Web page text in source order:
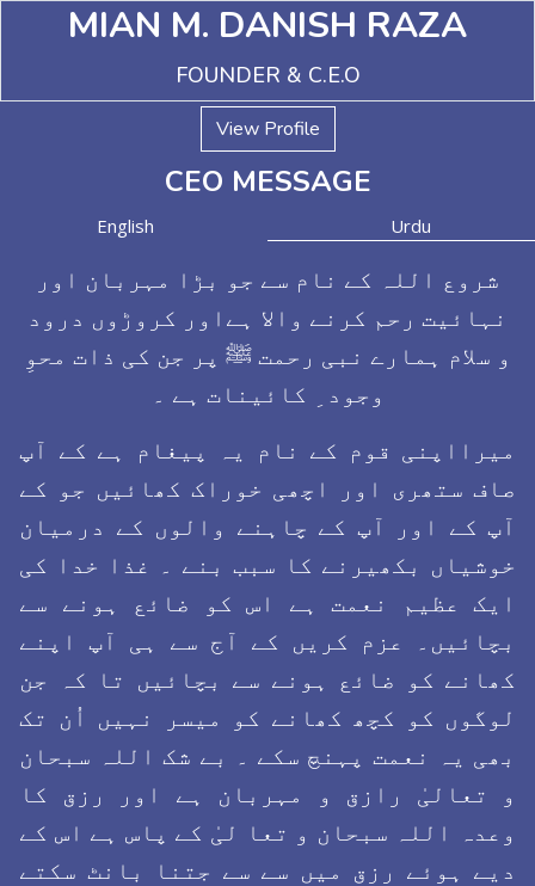
MIAN M. DANISH RAZA
FOUNDER & C.E.O
View Profile
CEO MESSAGE
English Urdu
شروع اللہ کے نام سے جو بڑا مہربان اور
نہائیت رحم کرنے والا ہےاور کروڑوں درود
و سلام ہمارے نبی رحمت ﷺ پر جن کی ذات محوِ
وجود ِ کائینات ہے ۔
میرااپنی قوم کے نام یہ پیغام ہے کے آپ
صاف ستھری اور اچھی خوراک کھائیں جو کے
آپ کے اور آپ کے چاہنے والوں کے درمیان
خوشیاں بکھیرنے کا سبب بنے ۔ غذا خدا کی
ایک عظیم نعمت ہے اس کو ضائع ہونے سے
بچائیں۔ عزم کریں کے آج سے ہی آپ اپنے
کھانے کو ضائع ہونے سے بچائیں تا کہ جن
لوگوں کو کچھ کھانے کو میسر نہیں اُن تک
بھی یہ نعمت پہنچ سکے ۔ بے شک اللہ سبحان
و تعالیٰ رازق و مہربان ہے اور رزق کا
وعدہ اللہ سبحان و تعا لیٰ کے پاس ہے اس کے
دیے ہوئے رزق میں سے سے جتنا بانٹ سکتے